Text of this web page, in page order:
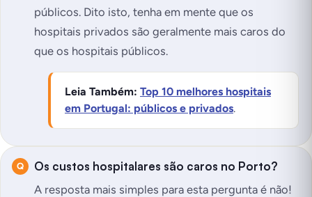
públicos. Dito isto, tenha em mente que os
hospitais privados são geralmente mais caros do
que os hospitais públicos.
Leia Também: Top 10 melhores hospitais
em Portugal: públicos e privados.
Os custos hospitalares são caros no Porto?
A resposta mais simples para esta pergunta é não!